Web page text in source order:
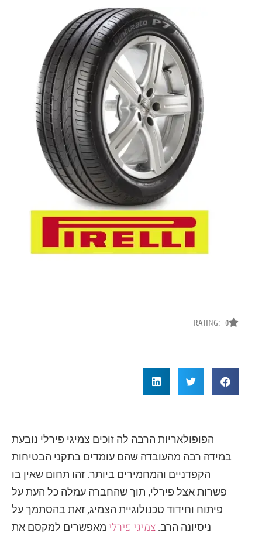
RATING: 0
הפופולאריות הרבה לה זוכים צמיגי פירלי נובעת
במידה רבה מהעובדה שהם עומדים בתקני הבטיחות
הקפדניים והמחמירים ביותר. זהו תחום שאין בו
פשרות אצל פירלי, תוך שהחברה עמלה כל העת על
פיתוח וחידוד טכנולוגיית הצמיג, זאת בהסתמך על
ניסיונה הרב. צמיגי פירלימאפשרים למקסם את